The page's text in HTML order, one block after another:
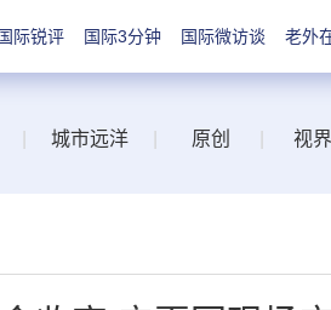
国际锐评 国际3分钟 国际微访谈 老外
城市远洋 原创 视界